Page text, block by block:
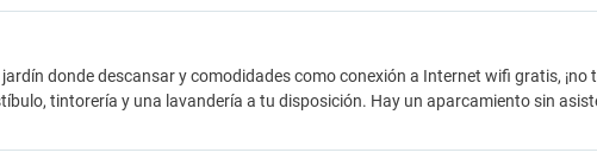
donde descansar y comodidades como conexión a Internet wifi gratis,
tintorería y una lavandería a tu disposición. Hay un aparcamiento sin